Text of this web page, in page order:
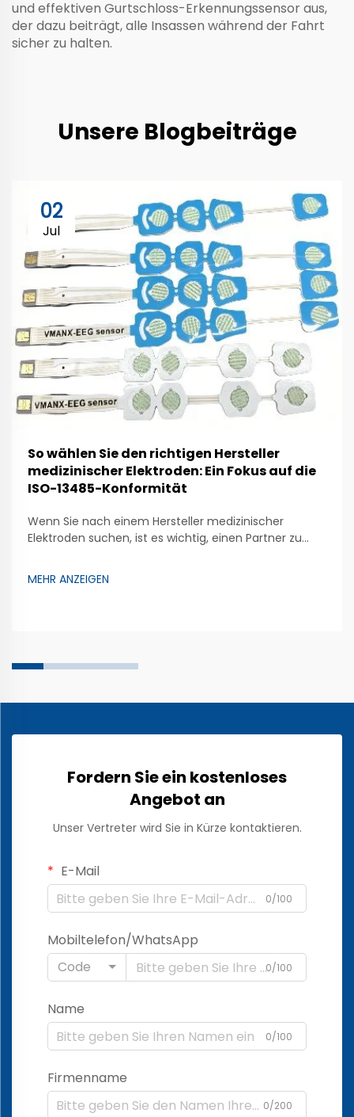
und effektiven Gurtschloss-Erkennungssensor aus,
der dazu beiträgt, alle Insassen während der Fahrt
sicher zu halten.
Unsere Blogbeiträge
02
Jul
So wählen Sie den richtigen Hersteller
medizinischer Elektroden: Ein Fokus auf die
ISO-13485-Konformität
Wenn Sie nach einem Hersteller medizinischer
Elektroden suchen, ist es wichtig, einen Partner zu
Zhongman ist ein Unternehmen, das großen Wert auf
MEHR ANZEIGEN
Fordern Sie ein kostenloses
Angebot an
Unser Vertreter wird Sie in Kürze kontaktieren.
E-Mail
0/100
Mobiltelefon/WhatsApp
Code
0/100
Name
0/100
Firmenname
0/200